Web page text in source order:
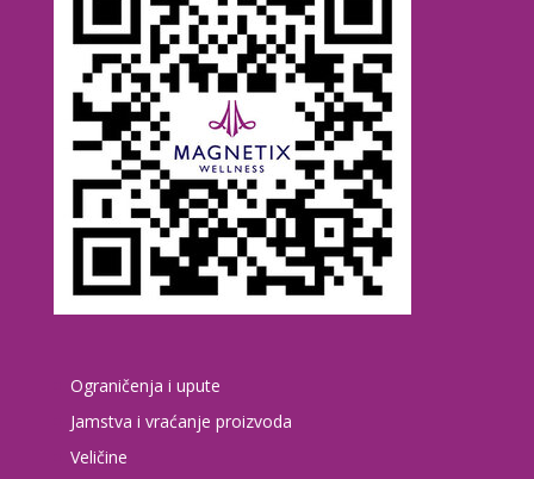
Ograničenja i upute
Jamstva i vraćanje proizvoda
Veličine